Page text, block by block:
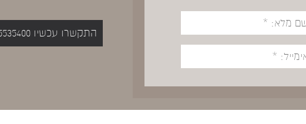
התקשרו עכשיו 052-5535400